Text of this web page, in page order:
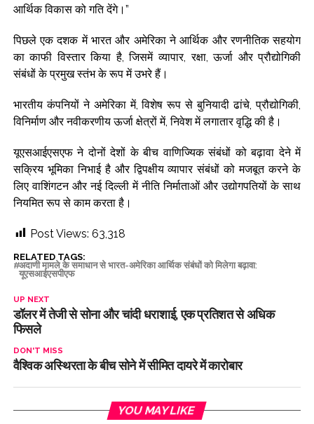
आर्थिक विकास को गति देंगे।”
पिछले एक दशक में भारत और अमेरिका ने आर्थिक और रणनीतिक सहयोग
का काफी विस्तार किया है, जिसमें व्यापार, रक्षा, ऊर्जा और प्रौद्योगिकी
संबंधों के प्रमुख स्तंभ के रूप में उभरे हैं।
भारतीय कंपनियों ने अमेरिका में, विशेष रूप से बुनियादी ढांचे, प्रौद्योगिकी,
विनिर्माण और नवीकरणीय ऊर्जा क्षेत्रों में, निवेश में लगातार वृद्धि की है।
यूएसआईएसएफ ने दोनों देशों के बीच वाणिज्यिक संबंधों को बढ़ावा देने में
सक्रिय भूमिका निभाई है और द्विपक्षीय व्यापार संबंधों को मजबूत करने के
लिए वाशिंगटन और नई दिल्ली में नीति निर्माताओं और उद्योगपतियों के साथ
नियमित रूप से काम करता है।
Post Views: 63,318
RELATED TAGS:
अदाणी मामले के समाधान से भारत-अमेरिका आर्थिक संबंधों को मिलेगा बढ़ावा:
यूएसआईएसपीएफ
UP NEXT
डॉलर में तेजी से सोना और चांदी धराशाई, एक प्रतिशत से अधिक
फिसले
DON'T MISS
वैश्विक अस्थिरता के बीच सोने में सीमित दायरे में कारोबार
YOU MAY LIKE